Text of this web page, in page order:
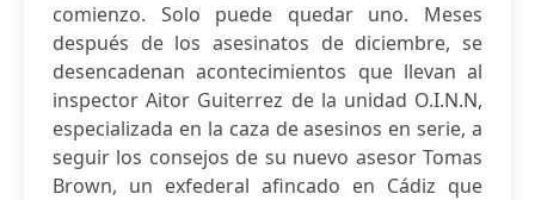
comienzo. Solo puede quedar uno. Meses
después de los asesinatos de diciembre, se
desencadenan acontecimientos que llevan al
inspector Aitor Guiterrez de la unidad O.I.N.N,
especializada en la caza de asesinos en serie, a
seguir los consejos de su nuevo asesor Tomas
Brown, un exfederal afincado en Cádiz que